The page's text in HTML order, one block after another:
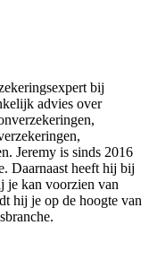
bij
advies over
Jeremy is sinds 2016
Daarnaast heeft hij bij
je kan voorzien van
hij je op de hoogte van